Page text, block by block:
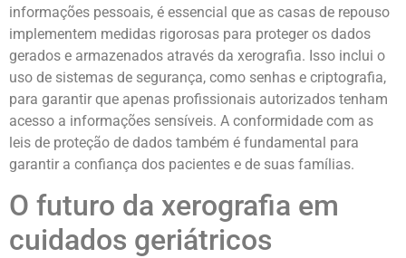
informações pessoais, é essencial que as casas de repouso
implementem medidas rigorosas para proteger os dados
gerados e armazenados através da xerografia. Isso inclui o
uso de sistemas de segurança, como senhas e criptografia,
para garantir que apenas profissionais autorizados tenham
acesso a informações sensíveis. A conformidade com as
leis de proteção de dados também é fundamental para
garantir a confiança dos pacientes e de suas famílias.
O futuro da xerografia em
cuidados geriátricos